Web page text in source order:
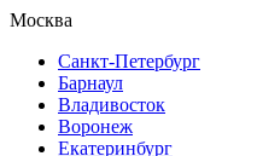
Москва
Санкт-Петербург
Барнаул
Владивосток
Воронеж
Екатеринбург